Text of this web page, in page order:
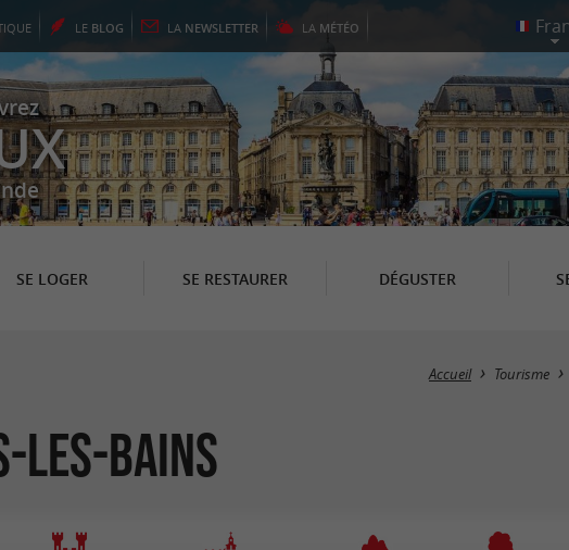
LE BLOG LA NEWSLETTER LA MÉTÉO
SE LOGER SE RESTAURER DÉGUSTER
Accueil Tourisme
les-Bains